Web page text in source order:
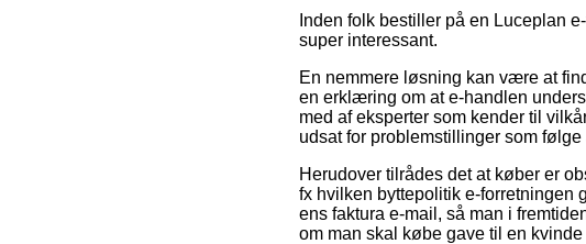
Inden folk bestiller på en Luceplan
super interessant.
En nemmere løsning kan være at
en erklæring om at e-handlen
med af eksperter som kender til
udsat for problemstillinger som
Herudover tilrådes det at køber er
fx hvilken byttepolitik e-forretningen
ens faktura e-mail, så man i
om man skal købe gave til en